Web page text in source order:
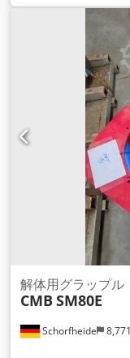
ステム付き油圧シリ
リップ力／締め付
選別グラップルは
材料の選別と処理
コン クリート含有
ます。 技術的特徴
量：10～16トン 容
までの掘削機用に異
望に応じて、すべて
ます。 Szolmet Kft
ットやアタッチメ
語、ドイツ語、イ
写真、ビデオにつ
Schorfheide
解体用グラップル
CMB SM80E